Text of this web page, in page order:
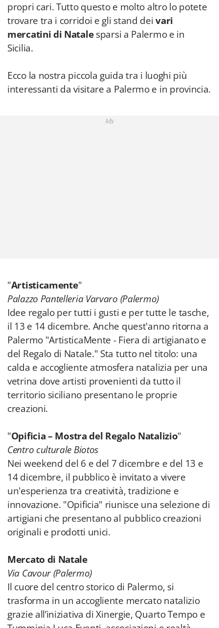
propri cari. Tutto questo e molto altro lo potete
trovare tra i corridoi e gli stand deivari
mercatini di Natalesparsi a Palermo e in
Sicilia.
Ecco la nostra piccola guida tra i luoghi più
interessanti da visitare a Palermo e in provincia.
Adv
"Artisticamente"
Palazzo Pantelleria Varvaro (Palermo)
Idee regalo per tutti i gusti e per tutte le tasche,
il 13 e 14 dicembre. Anche quest'anno ritorna a
Palermo "ArtisticaMente - Fiera di artigianato e
del Regalo di Natale." Sta tutto nel titolo: una
calda e accogliente atmosfera natalizia per una
vetrina dove artisti provenienti da tutto il
territorio siciliano presentano le proprie
creazioni.
"Opificia – Mostra del Regalo Natalizio"
Centro culturale Biotos
Nei weekend del 6 e del 7 dicembre e del 13 e
14 dicembre, il pubblico è invitato a vivere
un'esperienza tra creatività, tradizione e
innovazione. "Opificia" riunisce una selezione di
artigiani che presentano al pubblico creazioni
originali e prodotti unici.
Mercato di Natale
Via Cavour (Palermo)
Il cuore del centro storico di Palermo, si
trasforma in un accogliente mercato natalizio
grazie all’iniziativa di Xinergie, Quarto Tempo e